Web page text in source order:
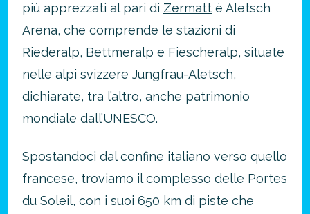
più apprezzati al pari di Zermatt è Aletsch
Arena, che comprende le stazioni di
Riederalp, Bettmeralp e Fiescheralp, situate
nelle alpi svizzere Jungfrau-Aletsch,
dichiarate, tra l’altro, anche patrimonio
mondiale dall’UNESCO.
Spostandoci dal confine italiano verso quello
francese, troviamo il complesso delle Portes
du Soleil, con i suoi 650 km di piste che